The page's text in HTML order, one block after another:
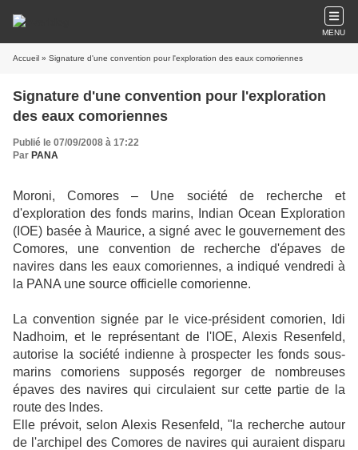
MENU
Accueil » Signature d'une convention pour l'exploration des eaux comoriennes
Signature d'une convention pour l'exploration
des eaux comoriennes
Publié le 07/09/2008 à 17:22
Par PANA
Moroni, Comores – Une société de recherche et
d'exploration des fonds marins, Indian Ocean Exploration
(IOE) basée à Maurice, a signé avec le gouvernement des
Comores, une convention de recherche d'épaves de
navires dans les eaux comoriennes, a indiqué vendredi à
la PANA une source officielle comorienne.
La convention signée par le vice-président comorien, Idi
Nadhoim, et le représentant de l'IOE, Alexis Resenfeld,
autorise la société indienne à prospecter les fonds sous-
marins comoriens supposés regorger de nombreuses
épaves des navires qui circulaient sur cette partie de la
route des Indes.
Elle prévoit, selon Alexis Resenfeld, "la recherche autour
de l'archipel des Comores de navires qui auraient disparu